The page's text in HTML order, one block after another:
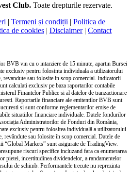
Club. Toate drepturile rezervate.
| Termeni și condiții | Politica de
de cookies | Disclaimer| Contact
BVB vin cu o intarziere de 15 minute, apartin Bursei
exclusiv pentru folosinta individuala a utilizatorului
sau folosite in scop comercial. Indicatorii
calculati exclusiv pe baza raportarilor contabile
Finantelor Publice si al datelor de tranzactionare
Raportarile financiare ale emitentilor BVB sunt
si sunt conforme reglementarilor emise de
situatiilor financiare individuale. Datele fondurilor
Administratorilor de Fonduri din România,
exclusiv pentru folositea individuală a utilizatorului
sau folosite în scop comercial. Datele de
“Global Markets” sunt asigurate de TradingView.
riscuri specifice incluzand fara ca enumerarea
pietei, incertitudinea dividendelor, a randamentelor
de schimb. Performantele trecute nu reprezinta